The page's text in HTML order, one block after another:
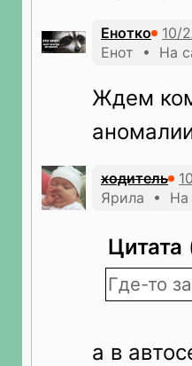
Енотко
Енот • На
Ждем
ходитель
Ярила • На
Цитата
Где-то
а в